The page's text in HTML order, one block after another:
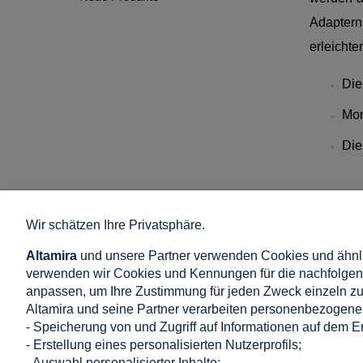
Einkaufen
AGB
Kommentar Politik
Lieferung: Preis und Zeit
Zahlung in Onlineshop
Wie kaufe ich
Häufige
Cookie-
Wir schätzen Ihre Privatsphäre.
Altamira und unsere Partner verwenden Cookies und
verwenden wir Cookies und Kennungen für die
anpassen, um Ihre Zustimmung für jeden Zweck einzeln
Altamira und seine Partner verarbeiten
- Speicherung von und Zugriff auf Informationen auf dem
- Erstellung eines personalisierten Nutzerprofils;